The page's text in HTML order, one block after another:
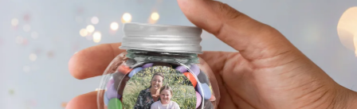
Lahjamme inspiroivat. Asiakkaiden arvosana on 4,8 Google
Reviewsissä.
Ilmainen tervehdyskortti